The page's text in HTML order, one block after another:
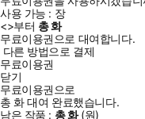
사용 가능 : 장
<>부터 총화
무료이용권으로 대여합니다.
다른 방법으로 결제
무료이용권
닫기
무료이용권으로
총 화대여 완료했습니다.
남은 작품 : 총화(원)